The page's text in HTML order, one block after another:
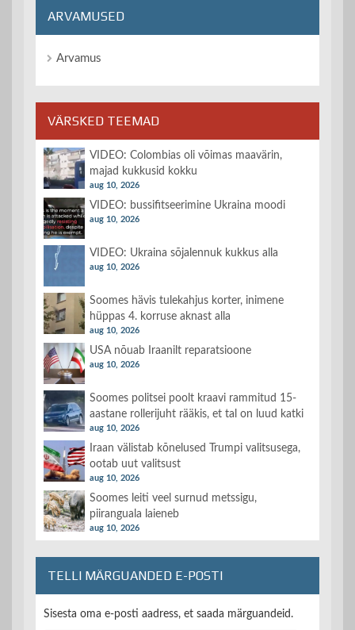
ARVAMUSED
Arvamus
VÄRSKED TEEMAD
VIDEO: Colombias oli võimas maavärin,
majad kukkusid kokku
aug 10, 2026
VIDEO: bussifitseerimine Ukraina moodi
aug 10, 2026
VIDEO: Ukraina sõjalennuk kukkus alla
aug 10, 2026
Soomes hävis tulekahjus korter, inimene
hüppas 4. korruse aknast alla
aug 10, 2026
USA nõuab Iraanilt reparatsioone
aug 10, 2026
Soomes politsei poolt kraavi rammitud 15-
aastane rollerijuht rääkis, et tal on luud katki
aug 10, 2026
Iraan välistab kõnelused Trumpi valitsusega,
ootab uut valitsust
aug 10, 2026
Soomes leiti veel surnud metssigu,
piiranguala laieneb
aug 10, 2026
TELLI MÄRGUANDED E-POSTI
Sisesta oma e-posti aadress, et saada märguandeid.